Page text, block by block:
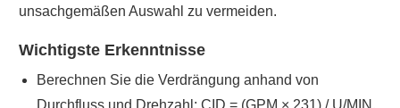
unsachgemäßen Auswahl zu vermeiden.
Wichtigste Erkenntnisse
Berechnen Sie die Verdrängung anhand von